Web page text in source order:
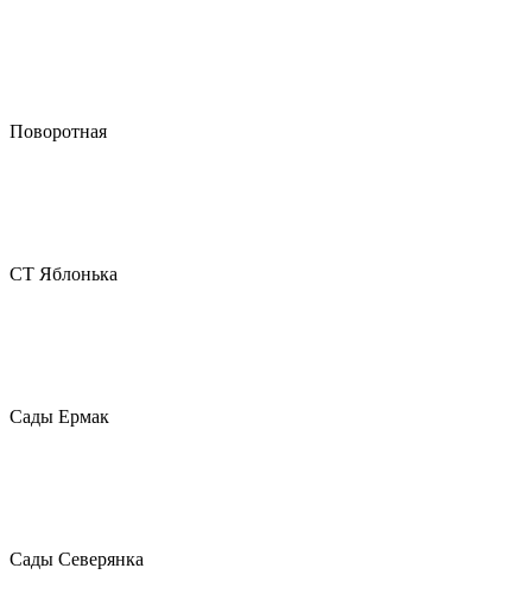
Поворотная
СТ Яблонька
Сады Ермак
Сады Северянка